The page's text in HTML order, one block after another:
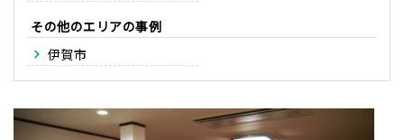
その他のエリア
伊賀市